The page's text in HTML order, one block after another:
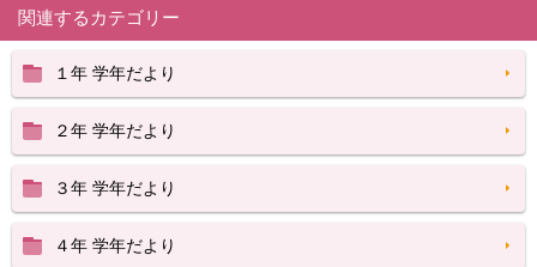
関連するカテゴリー
１年 学年だより
２年 学年だより
３年 学年だより
４年 学年だより